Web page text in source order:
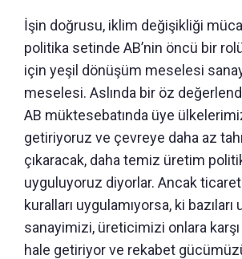
İşin doğrusu, iklim değişikliği
politika setinde AB’nin öncü bir
için yeşil dönüşüm meselesi
meselesi. Aslında bir öz
AB müktesebatında üye
getiriyoruz ve çevreye daha az
çıkaracak, daha temiz üretim
uyguluyoruz diyorlar. Ancak ticaret
kuralları uygulamıyorsa, ki bazıları
sanayimizi, üreticimizi onlara karşı
hale getiriyor ve rekabet